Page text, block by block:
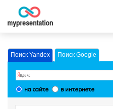
Поиск Yandex Поиск Google
на сайте в интернете